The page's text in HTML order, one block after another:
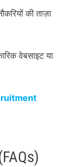
की ताज़ा
वेबसाइट या